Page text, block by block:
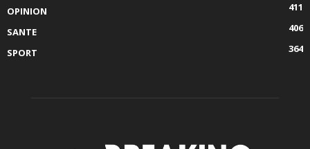
OPINION
411
SANTE
406
SPORT
364